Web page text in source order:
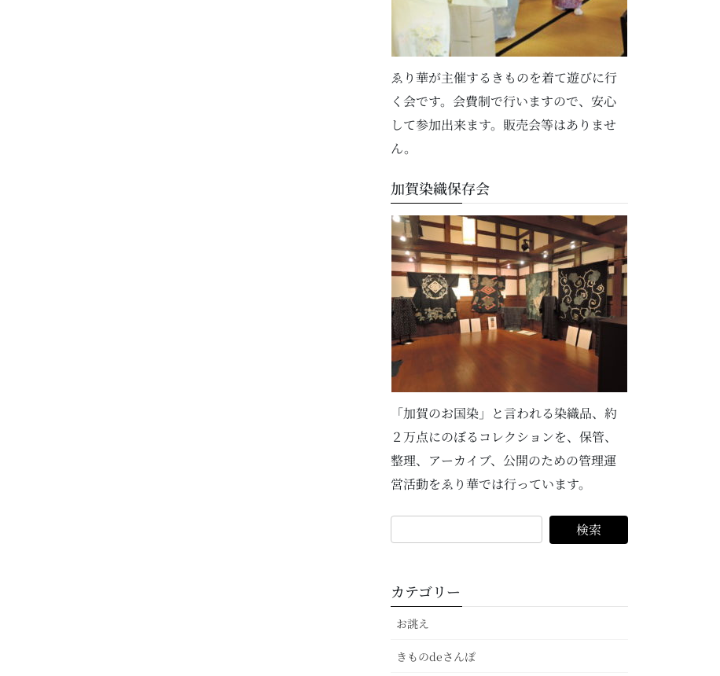
ゑり華が主催するきものを着て遊びに行
く会です。会費制で行いますので、安心
して参加出来ます。販売会等はありませ
ん。
加賀染織保存会
「加賀のお国染」と言われる染織品、約
２万点にのぼるコレクションを、保管、
整理、アーカイブ、公開のための管理運
営活動をゑり華では行っています。
カテゴリー
お誂え
きものdeさんぽ